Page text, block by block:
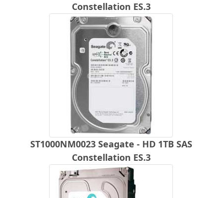
Constellation ES.3
ST1000NM0023 Seagate - HD 1TB SAS
Constellation ES.3